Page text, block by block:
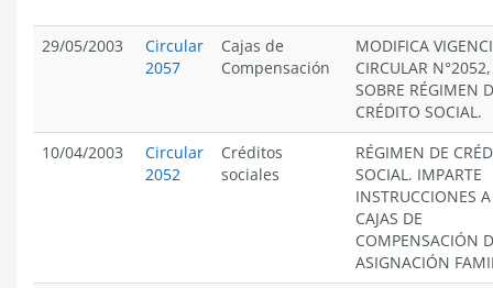
29/05/2003
Circular
2057
Cajas de
Compensación
MODIFICA
CIRCULAR N°2052,
SOBRE RÉGIMEN
CRÉDITO SOCIAL.
10/04/2003
Circular
2052
Créditos
sociales
RÉGIMEN DE
SOCIAL. IMPARTE
INSTRUCCIONES
CAJAS DE
COMPENSACIÓN
ASIGNACIÓN